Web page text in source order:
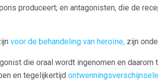
produceert; en antagonisten, die de
voor de behandeling van heroïne, zijn
die oraal wordt ingenomen en daarom
en tegelijkertijd